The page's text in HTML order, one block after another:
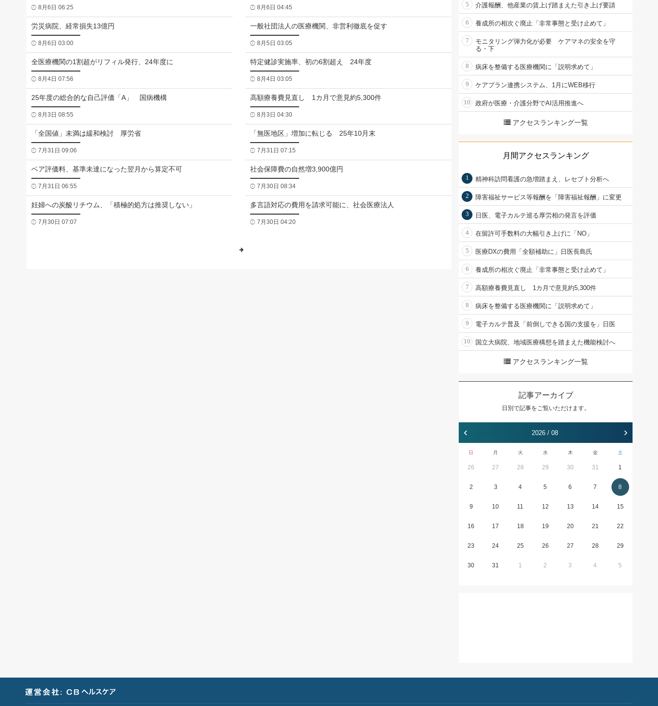
8月6日 06:25 8月6日 04:45
労災病院、経常損失13億円
8月6日 03:00
一般社団法人の医療機関、非営利徹底を促す
8月5日 03:05
全医療機関の1割超がリフィル発行、24年度に
8月4日 07:56
特定健診実施率、初の6割超え 24年度
8月4日 03:05
25年度の総合的な自己評価「A」 国病機構
8月3日 08:55
高額療養費見直し 1カ月で意見約5,300件
8月3日 04:30
「全国値」未満は緩和検討 厚労省
7月31日 09:06
「無医地区」増加に転じる 25年10月末
7月31日 07:15
ベア評価料、基準未達になった翌月から算定不可
7月31日 06:55
社会保障費の自然増3,900億円
7月30日 08:34
妊婦への炭酸リチウム、「積極的処方は推奨しない」
7月30日 07:07
多言語対応の費用を請求可能に、社会医療法人
7月30日 04:20
5 介護報酬、他産業の賃上げ踏まえた引き上げ要請
6 養成所の相次ぐ廃止「非常事態と受け止めて」
7
モニタリング弾力化が必要 ケアマネの安全を守
る・下
8 病床を整備する医療機関に「説明求めて」
9 ケアプラン連携システム、1月にWEB移行
10 政府が医療・介護分野でAI活用推進へ
アクセスランキング一覧
月間アクセスランキング
1 精神科訪問看護の急増踏まえ、レセプト分析へ
2 障害福祉サービス等報酬を「障害福祉報酬」に変更
3 日医、電子カルテ巡る厚労相の発言を評価
4 在留許可手数料の大幅引き上げに「NO」
5 医療DXの費用「全額補助に」日医長島氏
6 養成所の相次ぐ廃止「非常事態と受け止めて」
7 高額療養費見直し 1カ月で意見約5,300件
8 病床を整備する医療機関に「説明求めて」
9 電子カルテ普及「前倒しできる国の支援を」日医
10 国立大病院、地域医療構想を踏まえた機能検討へ
アクセスランキング一覧
記事アーカイブ
日別で記事をご覧いただけます。
‹ 2026 / 08 ›
日 月 火 水 木 金 土
26 27 28 29 30 31 1
2 3 4 5 6 7 8
9 10 11 12 13 14 15
16 17 18 19 20 21 22
23 24 25 26 27 28 29
30 31 1 2 3 4 5